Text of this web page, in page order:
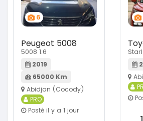
6
Peugeot 5008
5008 1.6
2019
65000 Km
Abidjan (Cocody)
PRO
Posté il y a 1 jour